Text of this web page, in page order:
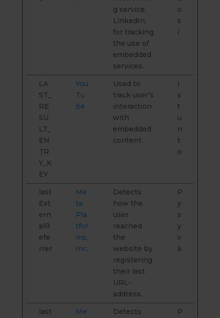
g service,
LinkedIn,
for tracking
the use of
embedded
services.
o
s
i
LA
ST_
RE
SU
LT_
EN
TR
Y_K
EY
You
Tu
be
Used to
track user’s
interaction
with
embedded
content.
I
s
t
u
n
t
o
last
Ext
ern
alR
efe
rrer
Me
ta
Pla
tfor
ms,
Inc.
Detects
how the
user
reached
the
website by
registering
their last
URL-
address.
P
y
s
y
v
ä
last
Me
Detects
P